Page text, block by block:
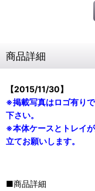
商品詳細
【2015/11/30】
※掲載写真はロゴ有り
下さい。
※本体ケースとトレイ
立てお願いします。
■商品詳細